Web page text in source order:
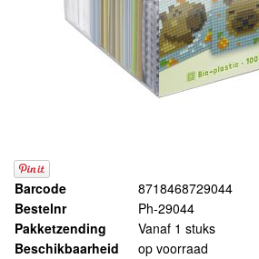
Barcode
8718468729044
Bestelnr
Ph-29044
Pakketzending
Vanaf 1 stuks
Beschikbaarheid
op voorraad